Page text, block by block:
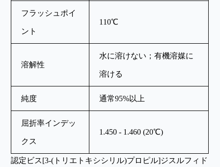
フラッシュポイ
ント
110℃
溶解性
水に溶けない；有機溶媒に
溶ける
純度 通常95%以上
屈折率インデッ
クス
1.450 - 1.460 (20℃)
認定ビス[3-(トリエトキシシリル)プロピル]ジスルフィド